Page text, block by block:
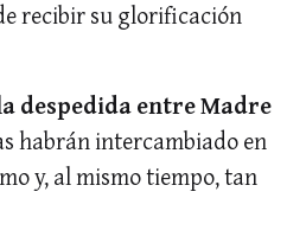
recibir su glorificación
despedida entre Madre
habrán intercambiado en
y, al mismo tiempo, tan